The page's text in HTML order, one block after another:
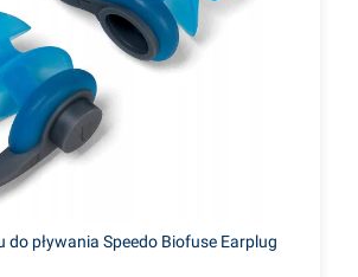
do pływania Speedo Biofuse Earplug